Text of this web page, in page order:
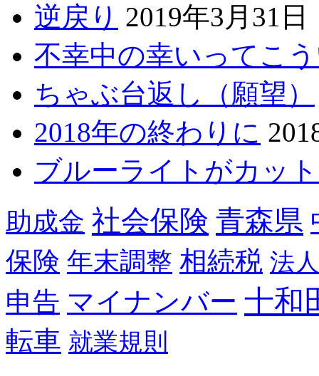
逆戻り 2019年3月31日
不幸中の幸いってこ
ちゃぶ台返し（願望）
2018年の終わりに
ブルーライトがカッ
助成金 社会保険 青森県
保険 年末調整 相続税 法
申告 マイナンバー 十和
転車 就業規則